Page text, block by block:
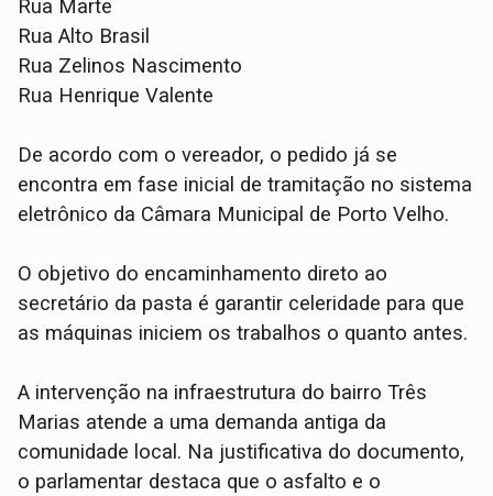
​Rua Marte
​Rua Alto Brasil
​Rua Zelinos Nascimento
​Rua Henrique Valente
​De acordo com o vereador, o pedido já se
encontra em fase inicial de tramitação no sistema
eletrônico da Câmara Municipal de Porto Velho.
O objetivo do encaminhamento direto ao
secretário da pasta é garantir celeridade para que
as máquinas iniciem os trabalhos o quanto antes.
​A intervenção na infraestrutura do bairro Três
Marias atende a uma demanda antiga da
comunidade local. Na justificativa do documento,
o parlamentar destaca que o asfalto e o